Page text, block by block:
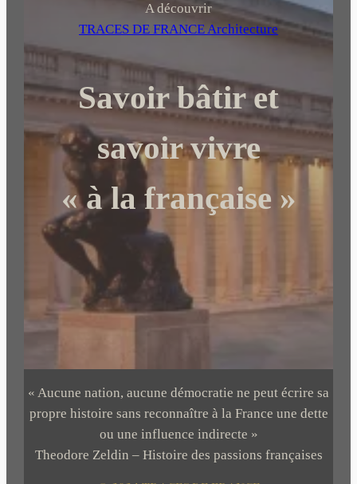
r
c
h
r
A découvrir
TRACES DE FRANCE Architecture
Savoir bâtir et
savoir vivre
« à la française »
« Aucune nation, aucune démocratie ne peut écrire sa
propre histoire sans reconnaître à la France une dette
ou une influence indirecte »
Theodore Zeldin – Histoire des passions françaises